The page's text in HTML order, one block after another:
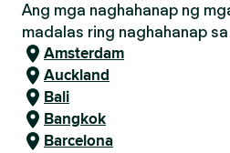
Ang mga naghahanap ng
madalas ring naghahanap
Amsterdam
Auckland
Bali
Bangkok
Barcelona